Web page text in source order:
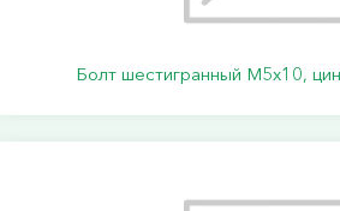
Болт шестигранный М5х10,